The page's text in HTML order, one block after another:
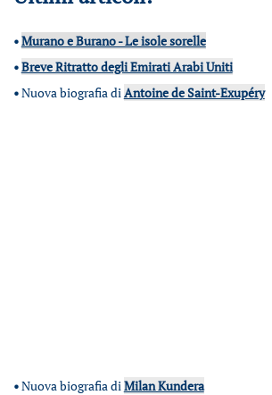
•Murano e Burano - Le isole sorelle
•Breve Ritratto degli Emirati Arabi Uniti
•Nuova biografia diAntoine de Saint-Exupéry
•Nuova biografia diMilan Kundera